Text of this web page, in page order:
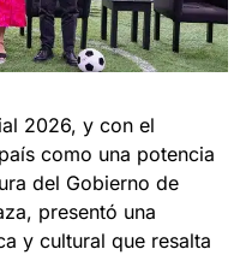
2026, y con el
como una potencia
del Gobierno de
presentó una
y cultural que resalta